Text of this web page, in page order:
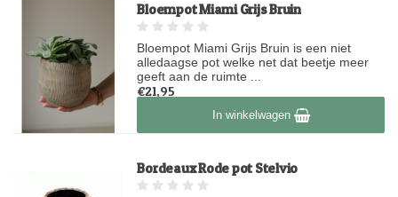
Bloempot Miami Grijs Bruin
Bloempot Miami Grijs Bruin is een niet
alledaagse pot welke net dat beetje meer
geeft aan de ruimte ...
€21,95
Op voorraadIn winkelwagen
Bordeaux Rode pot Stelvio